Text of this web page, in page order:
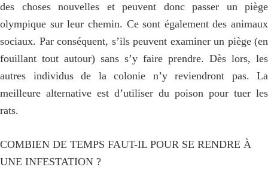
des choses nouvelles et peuvent donc passer un piège
olympique sur leur chemin. Ce sont également des animaux
sociaux. Par conséquent, s’ils peuvent examiner un piège (en
fouillant tout autour) sans s’y faire prendre. Dès lors, les
autres individus de la colonie n’y reviendront pas. La
meilleure alternative est d’utiliser du poison pour tuer les
rats.
COMBIEN DE TEMPS FAUT-IL POUR SE RENDRE À
UNE INFESTATION ?